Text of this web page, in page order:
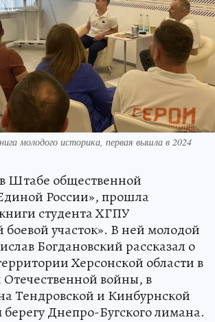
молодого историка, первая вышла в 2024
Штабе общественной
России», прошла
студента ХГПУ
боевой участок». В ней молодой
Богдановский рассказал о
Херсонской области в
войны, в
Тендровской и Кинбурнской
Днепро-Бугского лимана.